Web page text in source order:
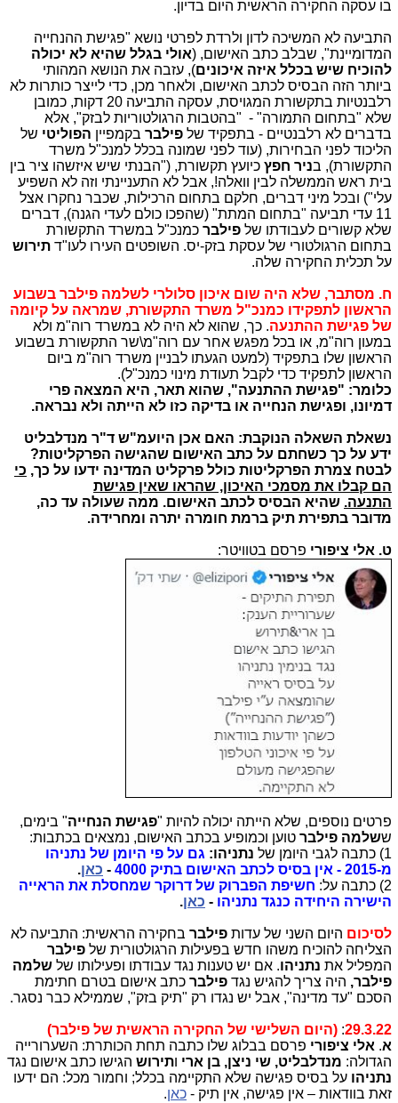
בו עסקה החקירה הראשית היום בדיון.
התביעה לא המשיכה לדון ולרדת לפרטי נושא "פגישת ההנחייה
המדומיינת", שבלב כתב האישום, (אולי בגלל שהיא לא יכולה
להוכיח שיש בכלל איזה איכונים), עזבה את הנושא המהותי
ביותר הזה הבסיס לכתב האישום, ולאחר מכן, כדי לייצר כותרות לא
רלבנטיות בתקשורת המגויסת, עסקה התביעה 20 דקות, כמובן
שלא "בתחום התמורה" - "בהטבות הרגולטוריות לבזק", אלא
בדברים לא רלבנטיים - בתפקיד של פילבר בקמפיין הפוליטי של
הליכוד לפני הבחירות, (עוד לפני שמונה בכלל למנכ"ל משרד
התקשורת), בניר חפץ כיועץ תקשורת, ("הבנתי שיש איזשהו ציר בין
בית ראש הממשלה לבין וואלה!, אבל לא התעניינתי וזה לא השפיע
עלי") ובכל מיני דברים, חלקם בתחום הרכילות, שכבר נחקרו אצל
11 עדי תביעה "בתחום המתת" (שהפכו כולם לעדי הגנה), דברים
שלא קשורים לעבודתו של פילבר כמנכ"ל במשרד התקשורת
בתחום הרגולטורי של עסקת בזק-יס. השופטים העירו לעו"ד תירוש
על תכלית החקירה שלה.
ח. מסתבר, שלא היה שום איכון סלולרי לשלמה פילבר בשבוע
הראשון לתפקידו כמנכ"ל משרד התקשורת, שמראה על קיומה
של פגישת ההתנעה. כך, שהוא לא היה לא במשרד רוה"מ ולא
במעון רוה"מ, או בכל מפגש אחר עם רוה"מ\שר התקשורת בשבוע
הראשון שלו בתפקיד (למעט הגעתו לבניין משרד רוה"מ ביום
הראשון לתפקיד כדי לקבל תעודת מינוי כמנכ"ל).
כלומר: "פגישת ההתנעה", שהוא תאר, היא המצאה פרי
דמיונו, ופגישת הנחייה או בדיקה כזו לא הייתה ולא נבראה.
נשאלת השאלה הנוקבת: האם אכן היועמ"ש ד"ר מנדלבליט
ידע על כך כשחתם על כתב האישום שהגישה הפרקליטות?
לבטח צמרת הפרקליטות כולל פרקליט המדינה ידעו על כך, כי
הם קבלו את מסמכי האיכון, שהראו שאין פגישת
התנעה. שהיא הבסיס לכתב האישום. ממה שעולה עד כה,
מדובר בתפירת תיק ברמת חומרה יתרה ומחרידה.
ט. אלי ציפורי פרסם בטוויטר:
פרטים נוספים, שלא הייתה יכולה להיות "פגישת הנחייה" בימים,
ששלמה פילבר טוען וכמופיע בכתב האישום, נמצאים בכתבות:
1) כתבה לגבי היומן של
נתניהו: גם על פי היומן של נתניהו
מ-2015 - אין בסיס לכתב האישום בתיק 4000
- כאן.
2) כתבה על:
חשיפת הפברוק של דרוקר שמחסלת את הראייה
הישירה היחידה כנגד נתניהו - כאן.
לסיכום היום השני של עדות פילבר בחקירה הראשית: התביעה לא
הצליחה להוכיח משהו חדש בפעילות הרגולטורית של פילבר
המפליל את נתניהו. אם יש טענות נגד עבודתו ופעילותו של שלמה
פילבר, היה צריך להגיש נגד פילבר כתב אישום בטרם חתימת
הסכם "עד מדינה", אבל יש נגדו רק "תיק בזק", שממילא כבר נסגר.
29.3.22
: (היום השלישי של החקירה הראשית של פילבר)
א. אלי ציפורי פרסם בבלוג שלו כתבה תחת הכותרת: השערורייה
הגדולה: מנדלבליט, שי ניצן, בן ארי ותירוש הגישו כתב אישום נגד
נתניהו על בסיס פגישה שלא התקיימה בכלל; וחמור מכל: הם ידעו
זאת בוודאות – אין פגישה, אין תיק - כאן.